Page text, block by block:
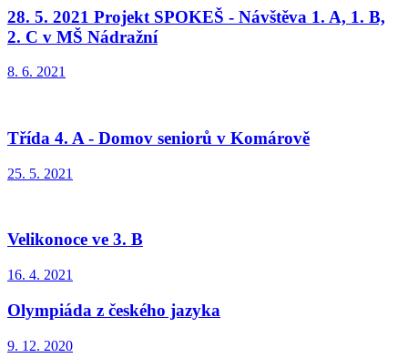
28. 5. 2021 Projekt SPOKEŠ - Návštěva 1. A, 1. B,
2. C v MŠ Nádražní
8. 6. 2021
Třída 4. A - Domov seniorů v Komárově
25. 5. 2021
Velikonoce ve 3. B
16. 4. 2021
Olympiáda z českého jazyka
9. 12. 2020